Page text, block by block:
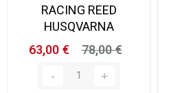
RACING REED
HUSQVARNA
63,00 €
78,00 €